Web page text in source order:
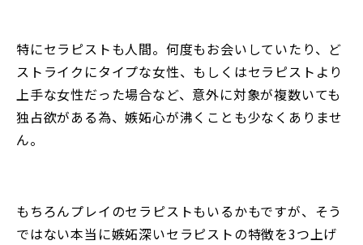
特にセラピストも人間。何度もお会いしていたり、ど
ストライクにタイプな女性、もしくはセラピストより
上手な女性だった場合など、意外に対象が複数いても
独占欲がある為、嫉妬心が沸くことも少なくありませ
ん。
もちろんプレイのセラピストもいるかもですが、そう
ではない本当に嫉妬深いセラピストの特徴を3つ上げ